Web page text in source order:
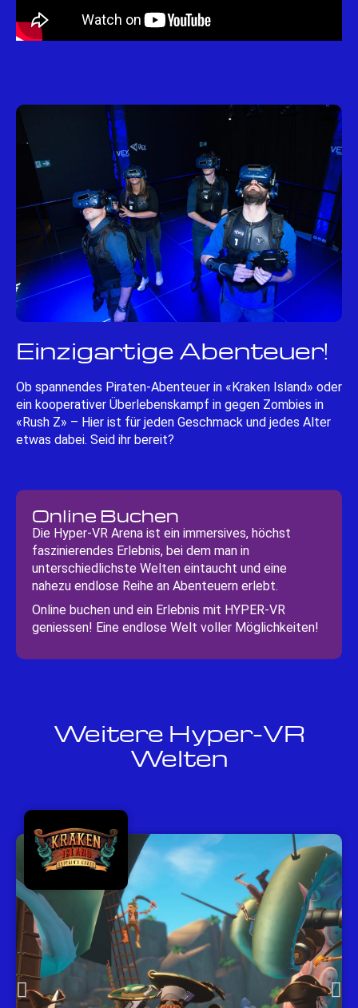
Einzigartige Abenteuer!
Ob spannendes Piraten-Abenteuer in «Kraken Island» oder
ein kooperativer Überlebenskampf in gegen Zombies in
«Rush Z» – Hier ist für jeden Geschmack und jedes Alter
etwas dabei. Seid ihr bereit?
Online Buchen
Die Hyper-VR Arena ist ein immersives, höchst
faszinierendes Erlebnis, bei dem man in
unterschiedlichste Welten eintaucht und eine
nahezu endlose Reihe an Abenteuern erlebt.
Online buchen und ein Erlebnis mit HYPER-VR
geniessen! Eine endlose Welt voller Möglichkeiten!
Weitere Hyper-VR
Welten